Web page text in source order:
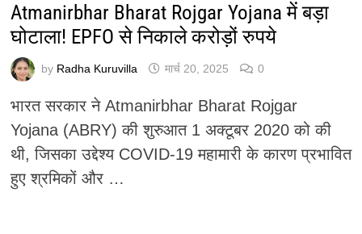
Atmanirbhar Bharat Rojgar Yojana में बड़ा
घोटाला! EPFO से निकाले करोड़ों रुपये
by Radha Kuruvilla मार्च 20, 2025 0
भारत सरकार ने Atmanirbhar Bharat Rojgar
Yojana (ABRY) की शुरुआत 1 अक्टूबर 2020 को की
थी, जिसका उद्देश्य COVID-19 महामारी के कारण प्रभावित
हुए श्रमिकों और …